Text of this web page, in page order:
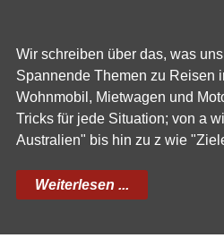
Wir schreiben über das, was
Spannende Themen zu Reisen
Wohnmobil, Mietwagen und
Tricks für jede Situation; von a
Australien" bis hin zu z wie
Weiterlesen ...